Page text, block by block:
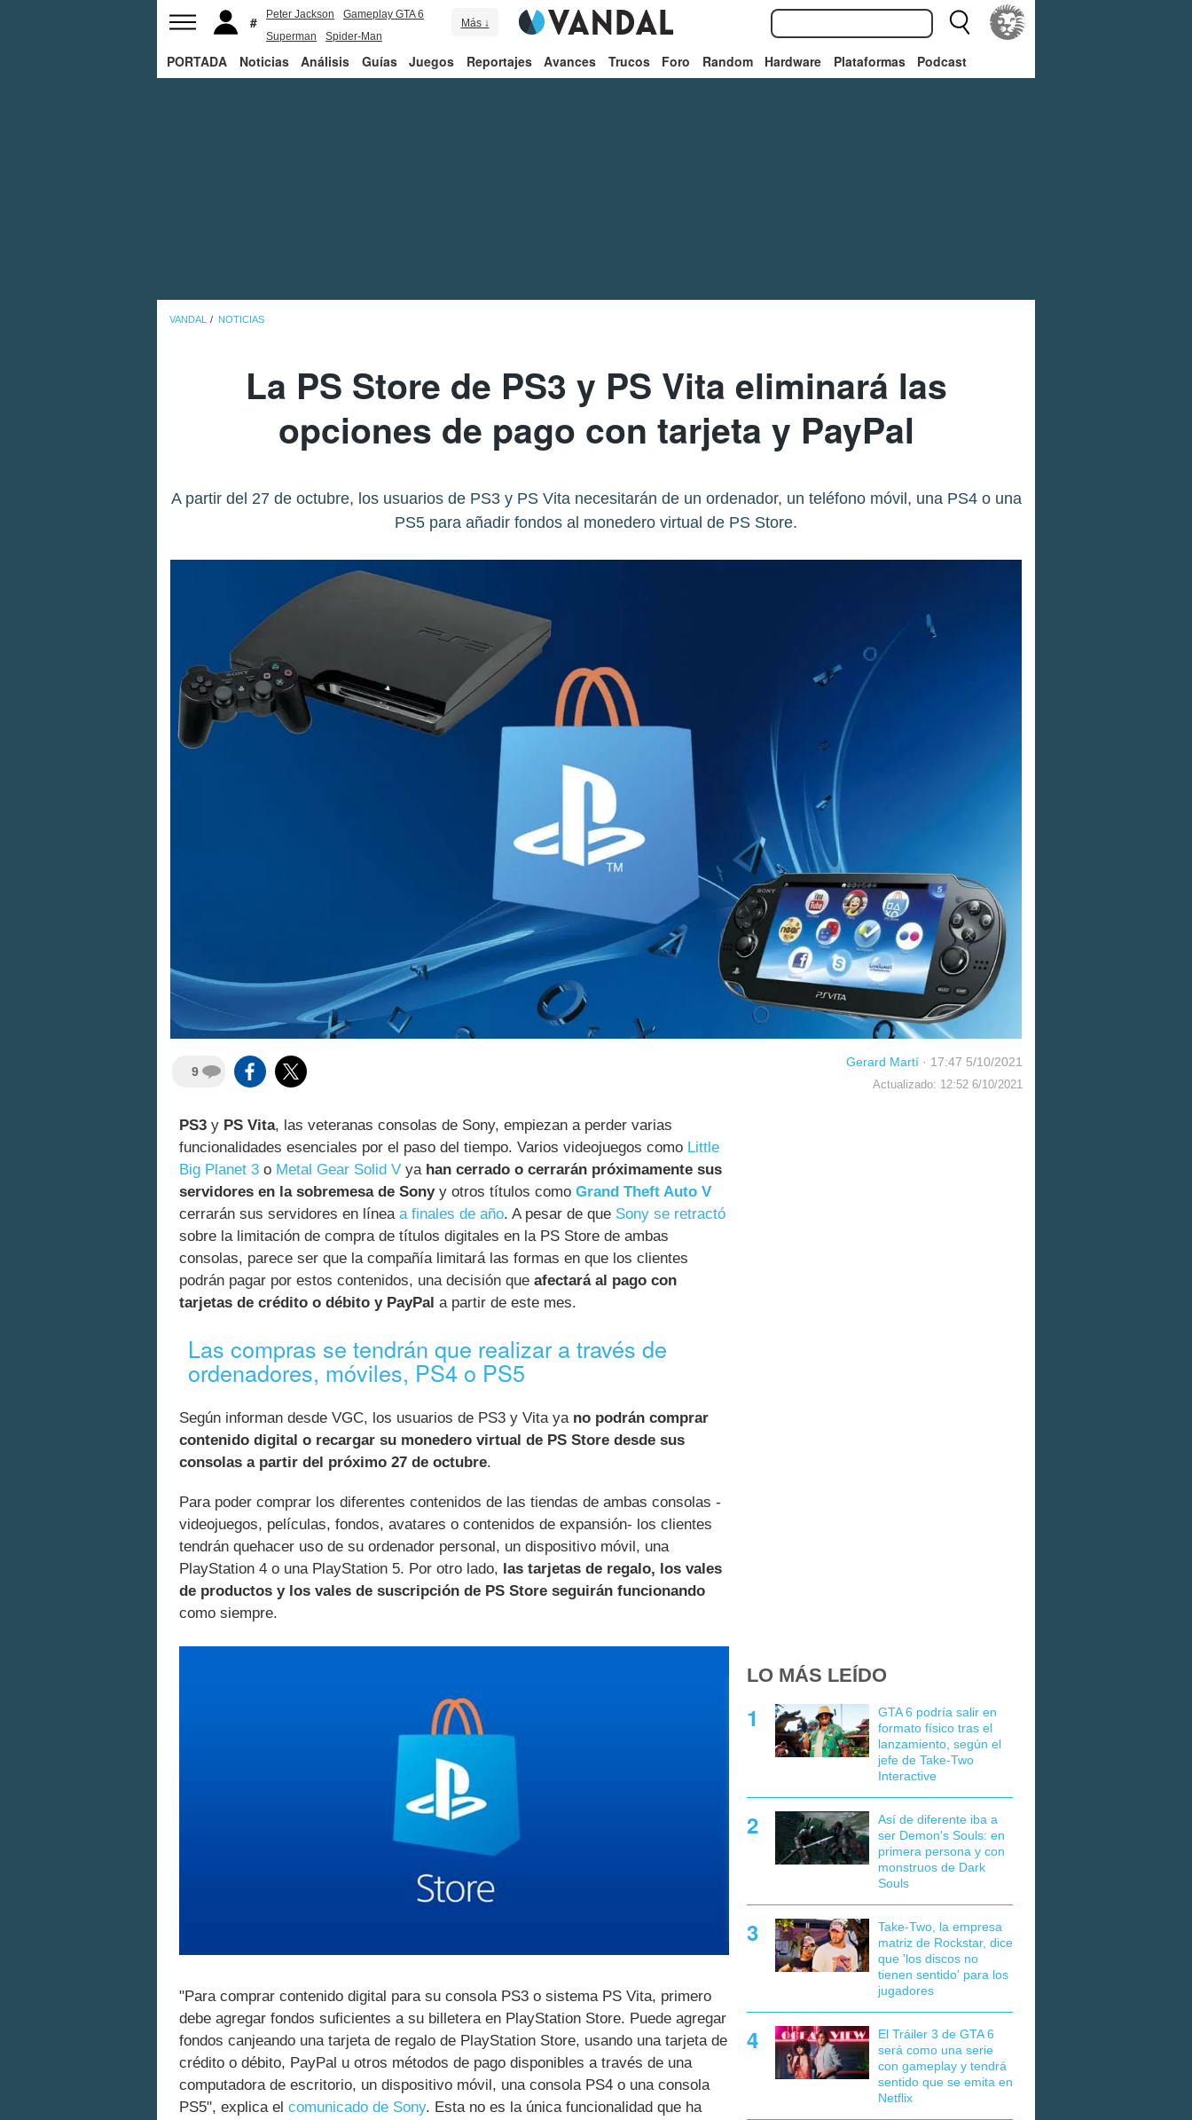
Peter Jackson
Gameplay GTA 6
Superman
Spider-Man
Más ↓
PORTADA Noticias Análisis Guías Juegos Reportajes Avances Trucos Foro Random Hardware Plataformas Podcast
VANDAL NOTICIAS
La PS Store de PS3 y PS Vita eliminará las
opciones de pago con tarjeta y PayPal
A partir del 27 de octubre, los usuarios de PS3 y PS Vita necesitarán de un ordenador, un teléfono móvil, una PS4 o una
PS5 para añadir fondos al monedero virtual de PS Store.
9
Gerard Martí · 17:47 5/10/2021
Actualizado: 12:52 6/10/2021
PS3 y PS Vita, las veteranas consolas de Sony, empiezan a perder varias
funcionalidades esenciales por el paso del tiempo. Varios videojuegos como Little
Big Planet 3 o Metal Gear Solid V ya han cerrado o cerrarán próximamente sus
servidores en la sobremesa de Sonyy otros títulos como Grand Theft Auto V
cerrarán sus servidores en línea a finales de año. A pesar de que Sony se retractó
sobre la limitación de compra de títulos digitales en la PS Store de ambas
consolas, parece ser que la compañía limitará las formas en que los clientes
podrán pagar por estos contenidos, una decisión que afectará al pago con
tarjetas de crédito o débito y PayPal a partir de este mes.
Las compras se tendrán que realizar a través de
ordenadores, móviles, PS4 o PS5
Según informan desde VGC, los usuarios de PS3 y Vita ya no podrán comprar
contenido digital o recargar su monedero virtual de PS Store desde sus
consolas a partir del próximo 27 de octubre.
Para poder comprar los diferentes contenidos de las tiendas de ambas consolas -
videojuegos, películas, fondos, avatares o contenidos de expansión- los clientes
tendrán quehacer uso de su ordenador personal, un dispositivo móvil, una
PlayStation 4 o una PlayStation 5. Por otro lado, las tarjetas de regalo, los vales
de productos y los vales de suscripción de PS Store seguirán funcionando
como siempre.
"Para comprar contenido digital para su consola PS3 o sistema PS Vita, primero
debe agregar fondos suficientes a su billetera en PlayStation Store. Puede agregar
fondos canjeando una tarjeta de regalo de PlayStation Store, usando una tarjeta de
crédito o débito, PayPal u otros métodos de pago disponibles a través de una
computadora de escritorio, un dispositivo móvil, una consola PS4 o una consola
PS5", explica el comunicado de Sony. Esta no es la única funcionalidad que ha
LO MÁS LEÍDO
GTA 6 podría salir en
formato físico tras el
lanzamiento, según el
jefe de Take-Two
Interactive
Así de diferente iba a
ser Demon's Souls: en
primera persona y con
monstruos de Dark
Souls
Take-Two, la empresa
matriz de Rockstar, dice
que 'los discos no
tienen sentido' para los
jugadores
El Tráiler 3 de GTA 6
será como una serie
con gameplay y tendrá
sentido que se emita en
Netflix